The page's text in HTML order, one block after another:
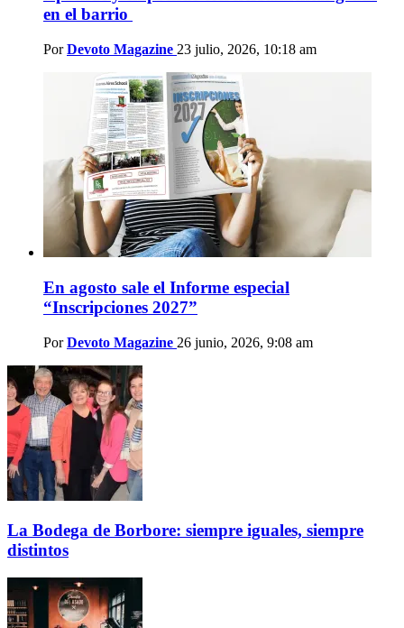
en el barrio
Por Devoto Magazine 23 julio, 2026, 10:18 am
En agosto sale el Informe especial
“Inscripciones 2027”
Por Devoto Magazine 26 junio, 2026, 9:08 am
La Bodega de Borbore: siempre iguales, siempre
distintos